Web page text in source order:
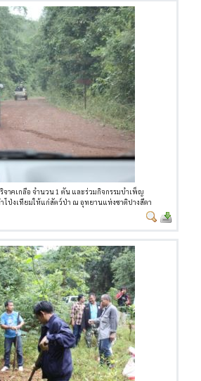
าคเกลือ จำนวน 1 ตัน และร่วมกิจกรรมบำเพ็ญ
โป่งเทียมให้แก่สัตว์ป่า ณ อุทยานแห่งชาติปางสีดา